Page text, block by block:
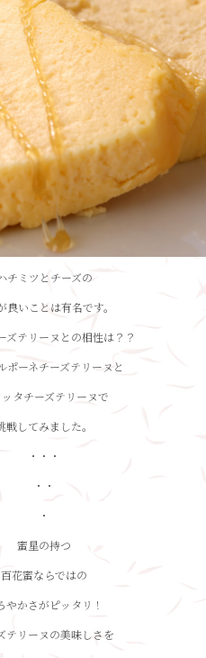
チミツとチーズの
良いことは有名です。
ズテリーヌとの相性は？？
ポーネチーズテリーヌと
ッタチーズテリーヌで
戦してみました。
・・・
・・
・
蜜星の持つ
百花蜜ならではの
やかさがピッタリ！
テリーヌの美味しさを